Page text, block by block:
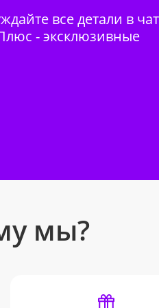
все детали в
- эксклюзивные
мы?